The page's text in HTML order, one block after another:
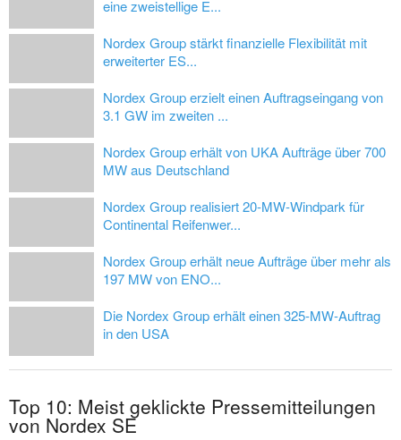
eine zweistellige E...
Nordex Group stärkt finanzielle Flexibilität mit
erweiterter ES...
Nordex Group erzielt einen Auftragseingang von
3.1 GW im zweiten ...
Nordex Group erhält von UKA Aufträge über 700
MW aus Deutschland
Nordex Group realisiert 20-MW-Windpark für
Continental Reifenwer...
Nordex Group erhält neue Aufträge über mehr als
197 MW von ENO...
Die Nordex Group erhält einen 325-MW-Auftrag
in den USA
Top 10: Meist geklickte Pressemitteilungen
von Nordex SE